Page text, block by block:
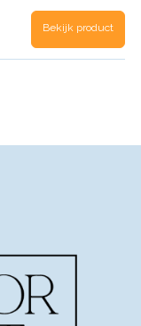
Bekijk product